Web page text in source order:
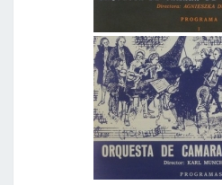
R
P
R
E
T
E
S
D
E